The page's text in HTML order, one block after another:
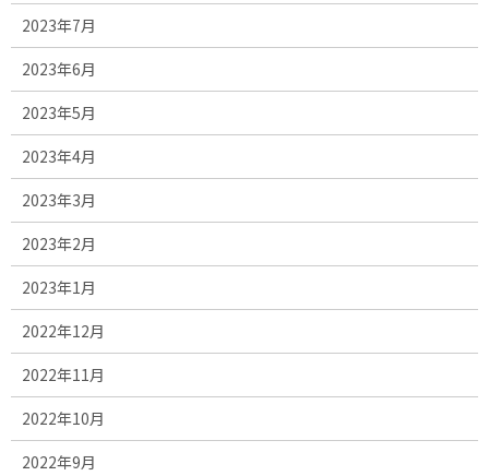
2023年7月
2023年6月
2023年5月
2023年4月
2023年3月
2023年2月
2023年1月
2022年12月
2022年11月
2022年10月
2022年9月